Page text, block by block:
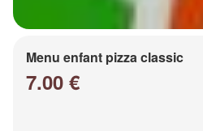
Menu enfant pizza classic
7.00 €